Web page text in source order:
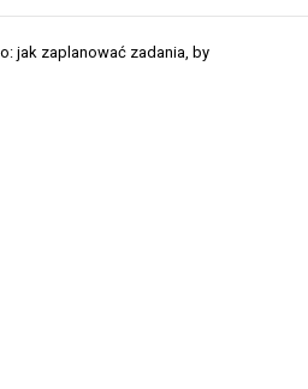
jak zaplanować zadania, by